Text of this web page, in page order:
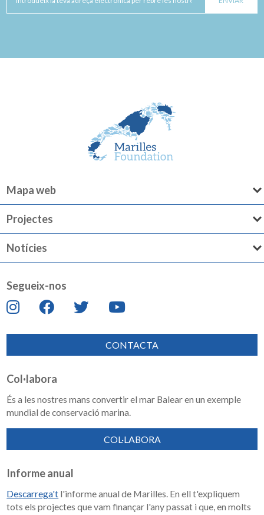
Mapa web
Projectes
Notícies
Segueix-nos
CONTACTA
Col·labora
És a les nostres mans convertir el mar Balear en un exemple
mundial de conservació marina.
COL·LABORA
Informe anual
Descarrega't l'informe anual de Marilles. En ell t'expliquem
tots els projectes que vam finançar l'any passat i que, en molts